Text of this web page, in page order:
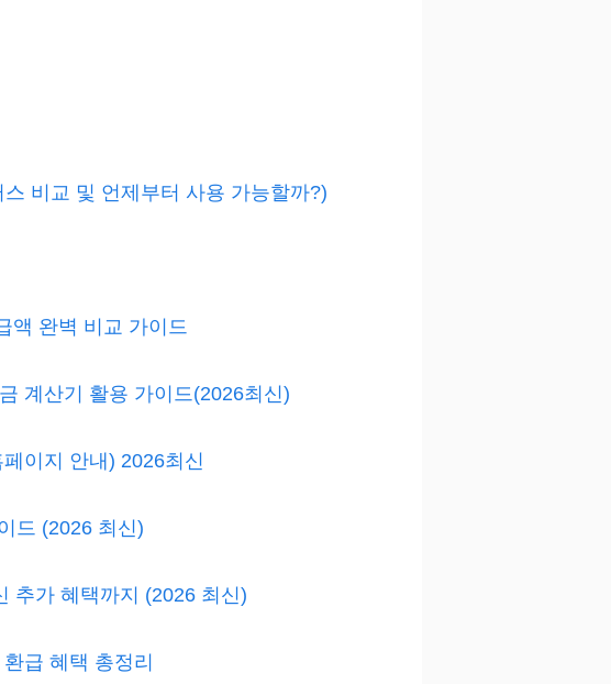
비교 및 언제부터 사용 가능할까?)
액 완벽 비교 가이드
계산기 활용 가이드(2026최신)
이지 안내) 2026최신
드 (2026 최신)
추가 혜택까지 (2026 최신)
급 혜택 총정리